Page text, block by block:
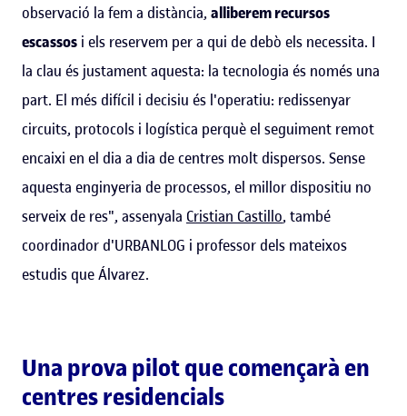
observació la fem a distància, alliberem recursos
escassos i els reservem per a qui de debò els necessita. I
la clau és justament aquesta: la tecnologia és només una
part. El més difícil i decisiu és l'operatiu: redissenyar
circuits, protocols i logística perquè el seguiment remot
encaixi en el dia a dia de centres molt dispersos. Sense
aquesta enginyeria de processos, el millor dispositiu no
serveix de res", assenyala Cristian Castillo, també
coordinador d'URBANLOG i professor dels mateixos
estudis que Álvarez.
Una prova pilot que començarà en
centres residencials